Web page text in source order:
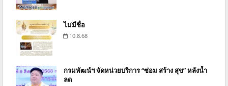
ไม่มีชื่อ
10.8.68
กรมพัฒน์ฯ จัดหน่วยบริการ “ซ่อม สร้าง สุข” หลังน้ำ
ลด